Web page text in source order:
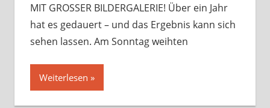
MIT GROSSER BILDERGALERIE! Über ein Jahr
hat es gedauert – und das Ergebnis kann sich
sehen lassen. Am Sonntag weihten
Weiterlesen